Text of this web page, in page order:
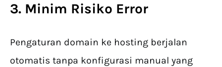
3. Minim Risiko Error
Pengaturan domain ke hosting berjalan
otomatis tanpa konfigurasi manual yang